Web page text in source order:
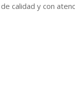
calidad y con